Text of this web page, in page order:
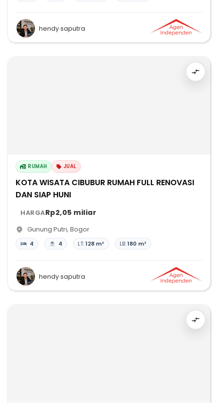
hendy saputra
RUMAH JUAL
KOTA WISATA CIBUBUR RUMAH FULL RENOVASI
DAN SIAP HUNI
HARGARp2,05 miliar
Gunung Putri, Bogor
4 4 LT:128 m² LB:180 m²
hendy saputra